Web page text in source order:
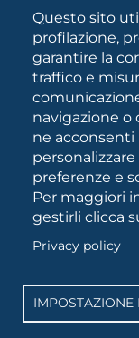
Questo sito
profilazione,
garantire la
traffico e
navigazione o
ne acconsenti
preferenze e
Per maggiori
gestirli clicca
Privacy policy
IMPOSTAZIONE
Cookies
settings
Unifg Mag
Manuale di
Facts and
Università degli